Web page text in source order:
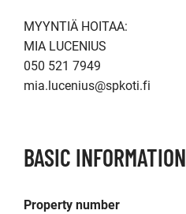
MYYNTIÄ HOITAA:
MIA LUCENIUS
050 521 7949
BASIC INFORMATION
Property number